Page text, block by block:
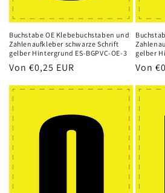
Buchstabe OE Klebebuchstaben und
Zahlenaufkleber schwarze Schrift
gelber Hintergrund ES-BGPVC-OE-3
Normaler
Preis
Von €0,25 EUR
gelber
Preis
Von